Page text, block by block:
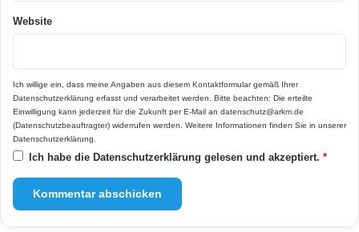
Website
Ich willige ein, dass meine Angaben aus diesem Kontaktformular gemäß Ihrer
Datenschutzerklärung erfasst und verarbeitet werden. Bitte beachten: Die erteilte
Einwilligung kann jederzeit für die Zukunft per E-Mail an datenschutz@arkm.de
(Datenschutzbeauftragter) widerrufen werden. Weitere Informationen finden Sie in unserer
Datenschutzerklärung
Ich habe die Datenschutzerklärung gelesen und akzeptiert. *